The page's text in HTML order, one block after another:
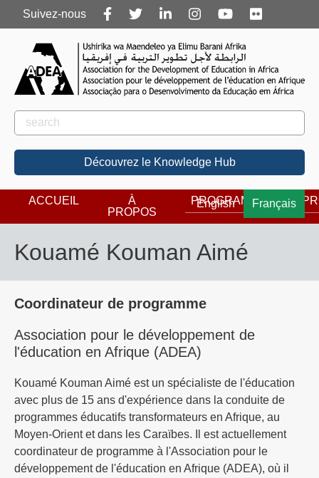
Follow
us
Suivez-nous
Rechercher
Rechercher
Découvrez le Knowledge Hub
English Français
ACCUEIL
À
PROPOS
PROGRAMMES
Kouamé Kouman Aimé
Coordinateur de programme
Association pour le développement de
l'éducation en Afrique (ADEA)
Kouamé Kouman Aimé est un spécialiste de l'éducation
avec plus de 15 ans d'expérience dans la conduite de
programmes éducatifs transformateurs en Afrique, au
Moyen-Orient et dans les Caraïbes. Il est actuellement
coordinateur de programme à l'Association pour le
développement de l'éducation en Afrique (ADEA), où il